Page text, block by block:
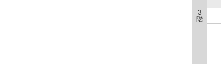
3
階